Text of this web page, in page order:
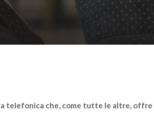
telefonica che, come tutte le altre, offre